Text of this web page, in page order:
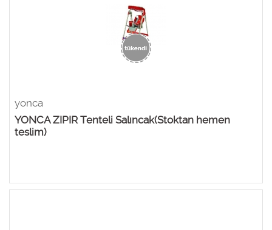
yonca
YONCA ZIPIR Tenteli Salıncak(Stoktan hemen
teslim)